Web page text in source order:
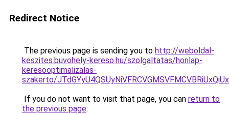
Redirect Notice
The previous page is sending you to http://weboldal-
keszites.buvohely-kereso.hu/szolgaltatas/honlap-
keresooptimalizalas-
szakerto/
If you do not want to visit that page, you can return to
the previous page.